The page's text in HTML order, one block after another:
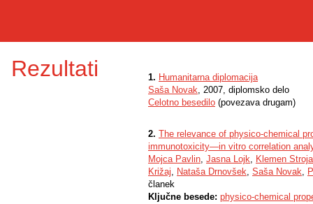
Rezultati 1. Humanitarna diplomacija
Saša Novak, 2007, diplomsko delo
Celotno besedilo (povezava drugam)
2. The relevance of physico-chemical
immunotoxicity—in vitro correlation
Mojca Pavlin, Jasna Lojk, Klemen
Križaj, Nataša Drnovšek, Saša Novak,
članek
Ključne besede: physico-chemical